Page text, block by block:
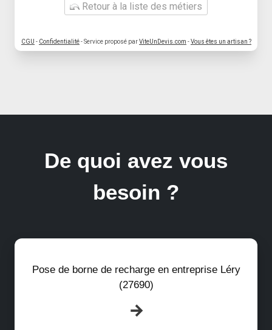
Retour à la liste des métiers
CGU - Confidentialité- Service proposé parViteUnDevis.com -Vous êtes un artisan ?
De quoi avez vous
besoin ?
Pose de borne de recharge en entreprise Léry
(27690)